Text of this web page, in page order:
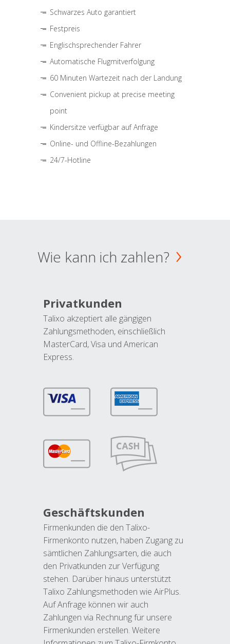
Schwarzes Auto garantiert
Festpreis
Englischsprechender Fahrer
Automatische Flugmitverfolgung
60 Minuten Wartezeit nach der Landung
Convenient pickup at precise meeting
point
Kindersitze verfügbar auf Anfrage
Online- und Offline-Bezahlungen
24/7-Hotline
Wie kann ich zahlen?
Privatkunden
Talixo akzeptiert alle gängigen
Zahlungsmethoden, einschließlich
MasterCard, Visa und American
Express.
Geschäftskunden
Firmenkunden die den Talixo-
Firmenkonto nutzen, haben Zugang zu
sämtlichen Zahlungsarten, die auch
den Privatkunden zur Verfügung
stehen. Darüber hinaus unterstützt
Talixo Zahlungsmethoden wie AirPlus.
Auf Anfrage können wir auch
Zahlungen via Rechnung für unsere
Firmenkunden erstellen. Weitere